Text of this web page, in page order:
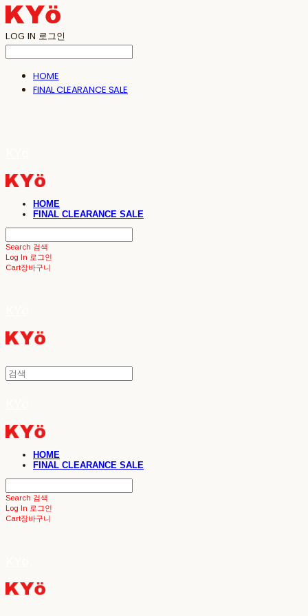
LOG IN 로그인
HOME
FINAL CLEARANCE SALE
HOME
FINAL CLEARANCE SALE
Search 검색
Log In 로그인
Cart장바구니
HOME
FINAL CLEARANCE SALE
Search 검색
Log In 로그인
Cart장바구니